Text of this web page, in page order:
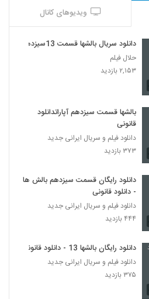
ویدیوهای کانال
دانلود سریال بالشها قسمت 13سیزدهم
حلال فیلم
۲,۱۵۳ بازدید
بالشها قسمت سیزدهم آپاراتدانلود
قانونی
دانلود فیلم و سریال ایرانی جدید
۳۷۳ بازدید
دانلود رایگان قسمت سیزدهم بالش ها
- دانلود قانونی
دانلود فیلم و سریال ایرانی جدید
۴۴۴ بازدید
دانلود رایگان بالشها 13 - دانلود قانونی
دانلود فیلم و سریال ایرانی جدید
۳۷۵ بازدید